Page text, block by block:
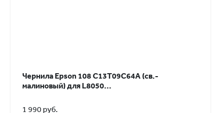
Чернила Epson 108 C13T09C64A (св.-
малиновый) для L8050...
1 990 руб.